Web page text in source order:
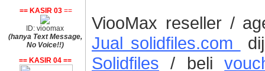
== KASIR 03 ==
ID: vioomax
(hanya Text Message,
No Voice!!)
== KASIR 04 ==
ViooMax reseller /
Jual solidfiles.com
Solidfiles / beli